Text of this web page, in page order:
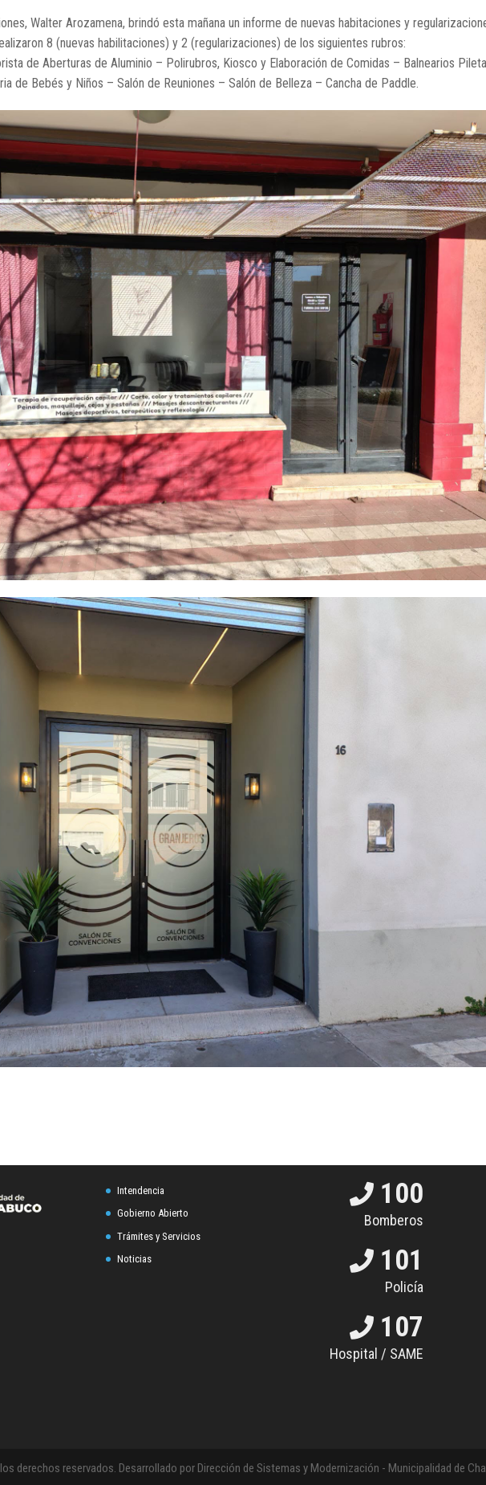
Walter Arozamena, brindó esta mañana un informe de nuevas habitaciones y
8 (nuevas habilitaciones) y 2 (regularizaciones) de los siguientes rubros:
de Aberturas de Aluminio – Polirubros, Kiosco y Elaboración de Comidas – Balnearios
de Bebés y Niños – Salón de Reuniones – Salón de Belleza – Cancha de Paddle.
Intendencia
Gobierno Abierto
Trámites y Servicios
Noticias
100
Bomberos
101
Policía
107
Hospital / SAME
derechos reservados. Desarrollado por Dirección de Sistemas y Modernización - Municipalidad de